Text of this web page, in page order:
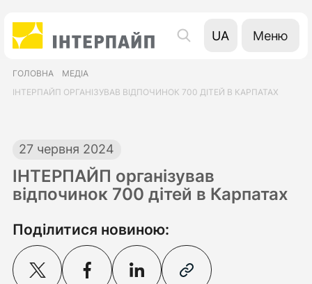
UA
RU
Меню
ГОЛОВНА
МЕДІА
ІНТЕРПАЙП ОРГАНІЗУВАВ ВІДПОЧИНОК 700 ДІТЕЙ В КАРПАТАХ
27 червня 2024
ІНТЕРПАЙП організував
відпочинок 700 дітей в Карпатах
Поділитися новиною: